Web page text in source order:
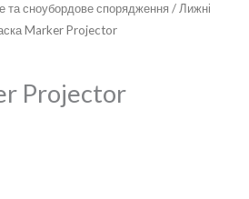
та сноубордове спорядження / Лижні
Marker Projector
Projector